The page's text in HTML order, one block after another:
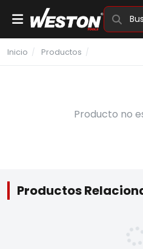
Familias y Marcas
Inicio / Productos /
Producto no
Productos